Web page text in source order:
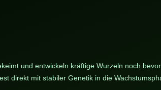
und entwickeln kräftige Wurzeln noch
direkt mit stabiler Genetik in die